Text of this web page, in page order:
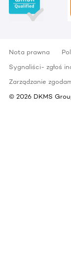
Nota prawna
Sygnaliści- zgłoś
Zarządzanie
© 2026 DKMS